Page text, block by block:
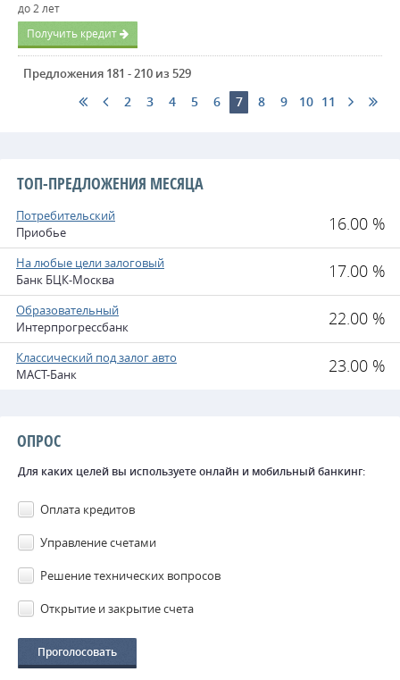
до 2 лет
Получить кредит
Предложения 181 - 210 из 529
2 3 4 5 6 7 8 9 10 11
ТОП-ПРЕДЛОЖЕНИЯ МЕСЯЦА
Потребительский
Приобье
16.00 %
На любые цели залоговый
Банк БЦК-Москва
17.00 %
Образовательный
Интерпрогрессбанк
22.00 %
Классический под залог авто
МАСТ-Банк
23.00 %
ОПРОС
Для каких целей вы используете онлайн и мобильный банкинг:
Оплата кредитов
Управление счетами
Решение технических вопросов
Открытие и закрытие счета